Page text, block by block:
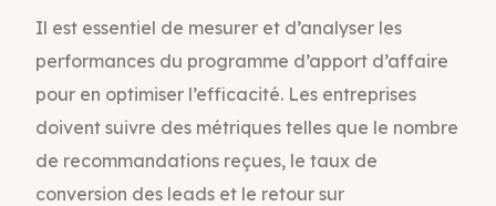
Il est essentiel de mesurer et d’analyser les
performances du programme d’apport d’affaire
pour en optimiser l’efficacité. Les entreprises
doivent suivre des métriques telles que le nombre
de recommandations reçues, le taux de
conversion des leads et le retour sur